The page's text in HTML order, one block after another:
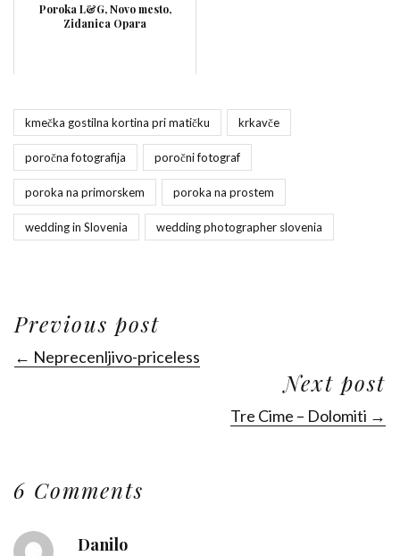
Poroka L&G, Novo mesto,
Zidanica Opara
kmečka gostilna kortina pri matičku krkavče
poročna fotografija poročni fotograf
poroka na primorskem poroka na prostem
wedding in Slovenia wedding photographer slovenia
Previous post
← Neprecenljivo-priceless
Next post
Tre Cime – Dolomiti →
6 Comments
Danilo